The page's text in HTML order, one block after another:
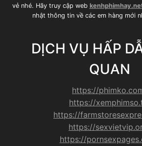
vẻ nhé. Hãy truy cập web
nhật thông tin về các em hàng mới
DỊCH VỤ HẤP
QUAN
https://
https://
https://
https://
https://